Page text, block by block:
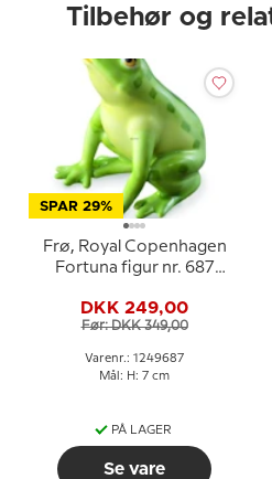
Tilbehør og
SPAR 29%
Frø, Royal Copenhagen
Fortuna figur nr. 687
DKK 249,00
Før: DKK 349,00
Varenr.: 1249687
Mål: H: 7 cm
PÅ LAGER
Se vare